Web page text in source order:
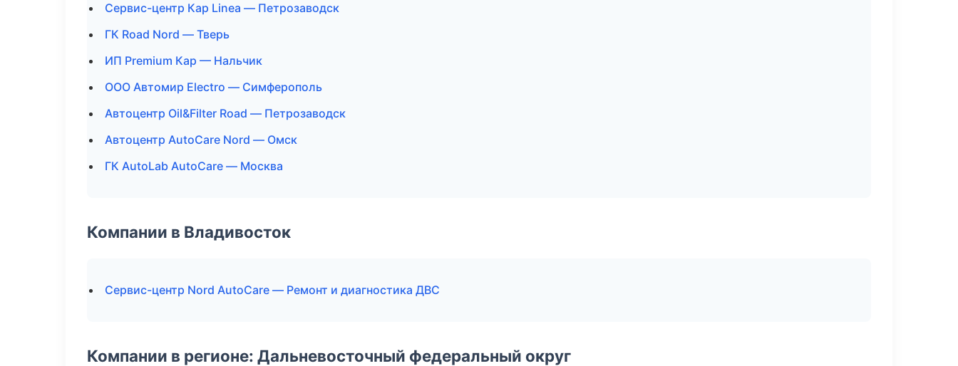
Сервис-центр Кар Linea — Петрозаводск
ГК Road Nord — Тверь
ИП Premium Кар — Нальчик
ООО Автомир Electro — Симферополь
Автоцентр Oil&Filter Road — Петрозаводск
Автоцентр AutoCare Nord — Омск
ГК AutoLab AutoCare — Москва
Компании в Владивосток
Сервис-центр Nord AutoCare — Ремонт и диагностика ДВС
Компании в регионе: Дальневосточный федеральный округ